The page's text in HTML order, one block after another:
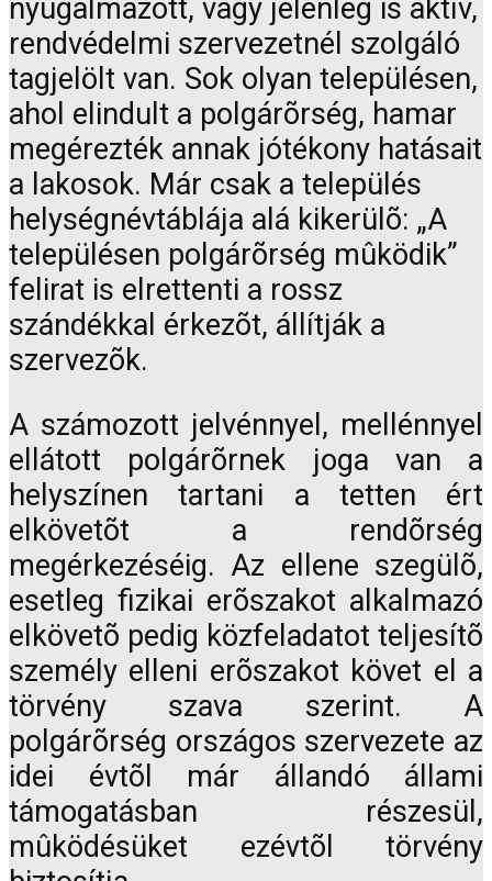
nyugalmazott, vagy jelenleg is aktív,
rendvédelmi szervezetnél szolgáló
tagjelölt van. Sok olyan településen,
ahol elindult a polgárõrség, hamar
megérezték annak jótékony hatásait
a lakosok. Már csak a település
helységnévtáblája alá kikerülõ: „A
településen polgárõrség mûködik”
felirat is elrettenti a rossz
szándékkal érkezõt, állítják a
szervezõk.
A számozott jelvénnyel, mellénnyel
ellátott polgárõrnek joga van a
helyszínen tartani a tetten ért
elkövetõt a rendõrség
megérkezéséig. Az ellene szegülõ,
esetleg fizikai erõszakot alkalmazó
elkövetõ pedig közfeladatot teljesítõ
személy elleni erõszakot követ el a
törvény szava szerint. A
polgárõrség országos szervezete az
idei évtõl már állandó állami
támogatásban részesül,
mûködésüket ezévtõl törvény